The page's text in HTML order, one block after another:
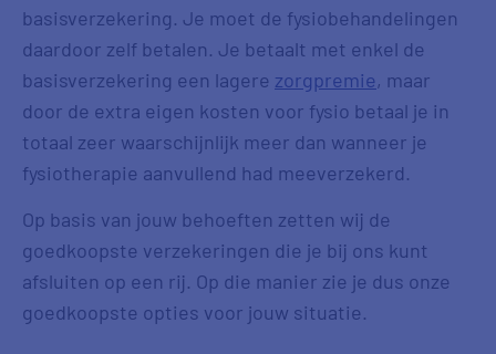
basisverzekering. Je moet de fysiobehandelingen
daardoor zelf betalen. Je betaalt met enkel de
basisverzekering een lagere zorgpremie, maar
door de extra eigen kosten voor fysio betaal je in
totaal zeer waarschijnlijk meer dan wanneer je
fysiotherapie aanvullend had meeverzekerd.
Op basis van jouw behoeften zetten wij de
goedkoopste verzekeringen die je bij ons kunt
afsluiten op een rij. Op die manier zie je dus onze
goedkoopste opties voor jouw situatie.